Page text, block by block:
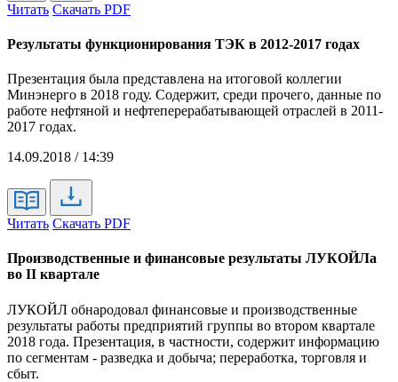
Читать Скачать PDF
Результаты функционирования ТЭК в 2012-2017 годах
Презентация была представлена на итоговой коллегии
Минэнерго в 2018 году. Содержит, среди прочего, данные по
работе нефтяной и нефтеперерабатывающей отраслей в 2011-
2017 годах.
14.09.2018 / 14:39
Читать Скачать PDF
Производственные и финансовые результаты ЛУКОЙЛа
во II квартале
ЛУКОЙЛ обнародовал финансовые и производственные
результаты работы предприятий группы во втором квартале
2018 года. Презентация, в частности, содержит информацию
по сегментам - разведка и добыча; переработка, торговля и
сбыт.